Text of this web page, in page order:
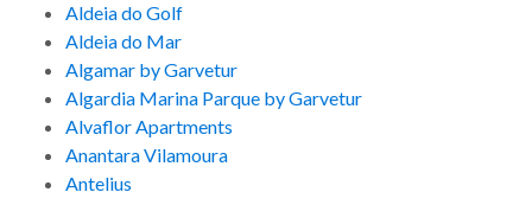
Aldeia do Golf
Aldeia do Mar
Algamar by Garvetur
Algardia Marina Parque by Garvetur
Alvaflor Apartments
Anantara Vilamoura
Antelius